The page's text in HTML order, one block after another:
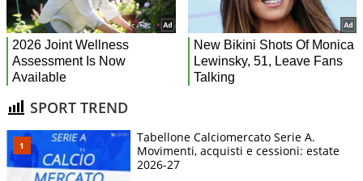
SPORT TREND
Tabellone Calciomercato Serie A.
Movimenti, acquisti e cessioni: estate
2026-27